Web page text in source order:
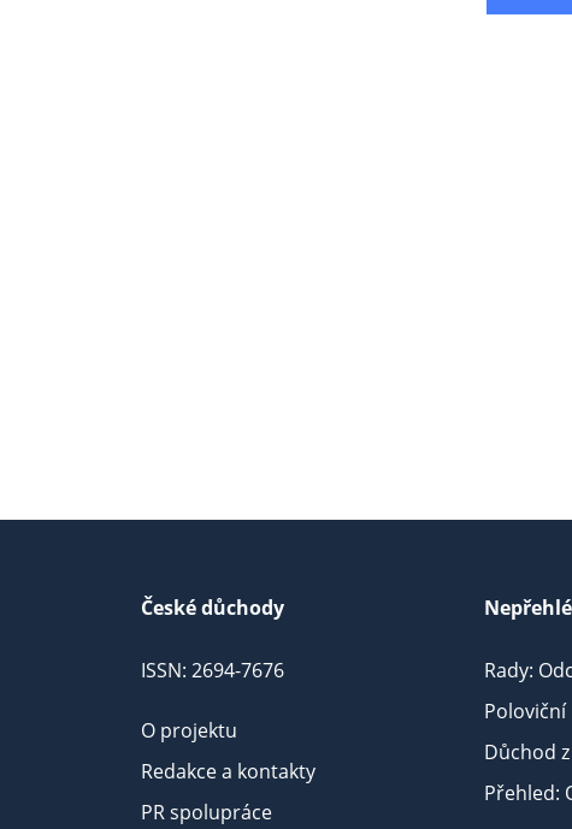
České důchody
ISSN: 2694-7676
O projektu
Redakce a kontakty
PR spolupráce
Rady:
Důchod
Přehled: